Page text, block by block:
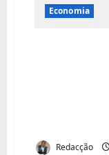
Economia
Redacção